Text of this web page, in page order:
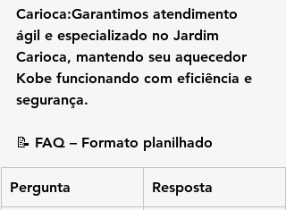
Carioca:Garantimos atendimento
ágil e especializado no Jardim
Carioca, mantendo seu aquecedor
Kobe funcionando com eficiência e
segurança.
📝 FAQ – Formato planilhado
Pergunta Resposta